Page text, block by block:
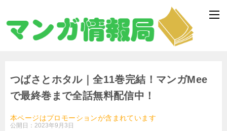
つばさとホタル｜全11巻完結！マンガMee
で最終巻まで全話無料配信中！
本ページはプロモーションが含まれています
公開日： 2023年9月3日